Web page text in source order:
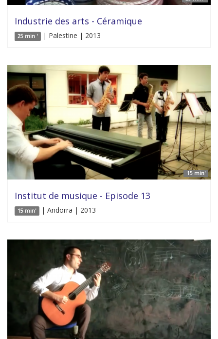
Industrie des arts - Céramique
25 min ' | Palestine | 2013
15 min'
Institut de musique - Episode 13
15 min' | Andorra | 2013